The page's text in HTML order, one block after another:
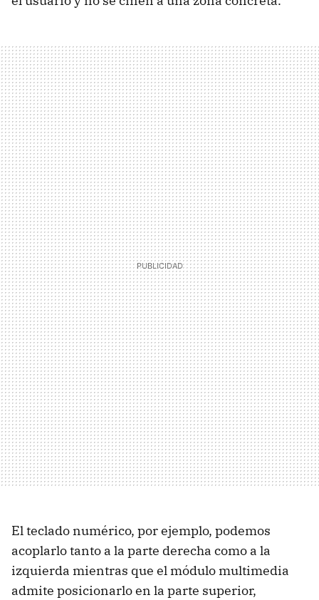
El teclado numérico, por ejemplo, podemos
acoplarlo tanto a la parte derecha como a la
izquierda mientras que el módulo multimedia
admite posicionarlo en la parte superior,